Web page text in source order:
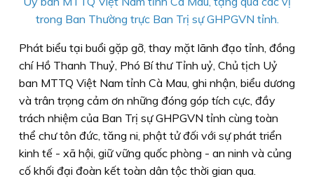
trong Ban Thường trực Ban Trị sự GHPGVN tỉnh.
Phát biểu tại buổi gặp gỡ, thay mặt lãnh đạo tỉnh, đồng
chí Hồ Thanh Thuỷ, Phó Bí thư Tỉnh uỷ, Chủ tịch Uỷ
ban MTTQ Việt Nam tỉnh Cà Mau, ghi nhận, biểu dương
và trân trọng cảm ơn những đóng góp tích cực, đầy
trách nhiệm của Ban Trị sự GHPGVN tỉnh cùng toàn
thể chư tôn đức, tăng ni, phật tử đối với sự phát triển
kinh tế - xã hội, giữ vững quốc phòng - an ninh và củng
cố khối đại đoàn kết toàn dân tộc thời gian qua.